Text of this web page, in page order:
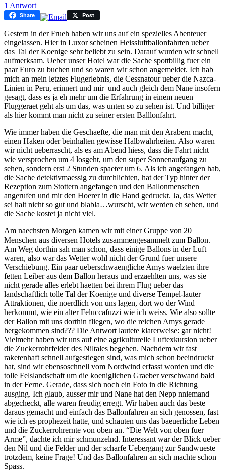
1 Antwort
Share Post
Gestern in der Frueh haben wir uns auf ein spezielles Abenteuer
eingelassen. Hier in Luxor scheinen Heissluftballonfahrten ueber
das Tal der Koenige sehr beliebt zu sein. Darauf wurden wir schnell
aufmerksam. Ueber unser Hotel war die Sache spottbillig fuer ein
paar Euro zu buchen und so waren wir schon angemeldet. Ich hab
mich an mein letztes Flugerlebnis, die Cessnatour ueber die Nazca-
Linien in Peru, erinnert und mir und auch gleich dem Nane insofern
gesagt, dass es ja eh mehr um die Erfahrung in einem neuen
Fluggeraet geht als um das, was unten so zu sehen ist. Und billiger
als hier kommt man nicht zu seiner ersten Balllonfahrt.
Wie immer haben die Geschaefte, die man mit den Arabern macht,
einen Haken oder beinhalten gewisse Halbwahrheiten. Also waren
wir nicht ueberrascht, als es am Abend hiess, dass die Fahrt nicht
wie versprochen um 4 losgeht, um den super Sonnenaufgang zu
sehen, sondern erst 2 Stunden spaeter um 6. Als ich angefangen hab,
die Sache detektivmaessig zu durchlichten, hat der Typ hinter der
Rezeption zum Stottern angefangen und den Ballonmenschen
angerufen und mir den Hoerer in die Hand gedruckt. Ja, das Wetter
sei halt nicht so gut und blabla…wurscht, wir werden eh sehen, und
die Sache kostet ja nicht viel.
Am naechsten Morgen kamen wir mit einer Gruppe von 20
Menschen aus diversen Hotels zusammengesammelt zum Ballon.
Am Weg dorthin sah man schon, dass einige Ballons in der Luft
waren, also war das Wetter wohl nicht der Grund fuer unsere
Verschiebung. Ein paar ueberschwaengliche Amys waelzten ihre
fetten Leiber aus dem Ballon heraus und erzaehlten uns, was sie
nicht gerade alles erlebt haetten bei ihrem Flug ueber das
landschaftlich tolle Tal der Koenige und diverse Tempel-lauter
Attraktionen, die noerdlich von uns lagen, dort wo der Wind
herkommt, wie ein alter Feluccafuzzi wie ich weiss. Wie also sollte
der Ballon mit uns dorthin fliegen, wo die reichen Amys gerade
hergekommen sind??? Die Antwort lautete klarerweise: gar nicht!
Vielmehr haben wir uns auf eine agrikulturelle Luftexkursion ueber
die Zuckerrohrfelder des Niltales begeben. Nachdem wir fast
raketenhaft schnell aufgestiegen sind, was mich schon beeindruckt
hat, sind wir ebensoschnell vom Nordwind erfasst worden und die
tolle Felslandschaft um die koeniglichen Graeber verschwand bald
in der Ferne. Gerade, dass sich noch ein Foto in die Richtung
ausging. Ich glaub, ausser mir und Nane hat den Nepp nniemand
abgecheckt, alle waren freudig erregt. Wir haben auch das beste
daraus gemacht und einfach das Ballonfahren an sich genossen, fast
wie ich es prophezeit hatte, und schauten uns das baeuerliche Leben
und die Zuckerrohrernte von oben an. “Die Welt von oben fuer
Arme”, dachte ich mir schmunzelnd. Interessant war der Blick ueber
den Nil und die Felder und der scharfe Uebergang zur Sandwueste
trotzdem, keine Frage! Und das Ballonfahren an sich machte schon
Spass.